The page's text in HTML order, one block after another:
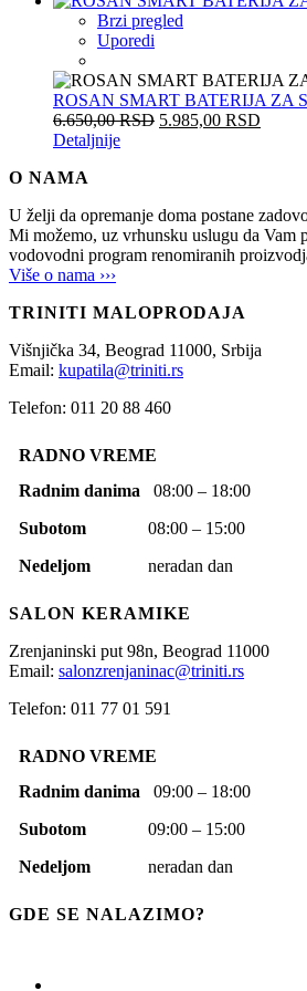
Brzi pregled
Uporedi
ROSAN SMART BATERIJA ZA
6.650,00RSD 5.985,00 RSD
Detaljnije
O NAMA
U želji da opremanje doma postane
Mi možemo, uz vrhunsku uslugu da Vam
vodovodni program renomiranih
Više o nama ›››
TRINITI MALOPRODAJA
Višnjička 34, Beograd 11000, Srbija
Email: kupatila@triniti.rs
Telefon: 011 20 88 460
RADNO VREME
Radnim danima 08:00 – 18:00
Subotom 08:00 – 15:00
Nedeljom neradan dan
SALON KERAMIKE
Zrenjaninski put 98n, Beograd 11000
Email: salonzrenjaninac@triniti.rs
Telefon: 011 77 01 591
RADNO VREME
Radnim danima 09:00 – 18:00
Subotom 09:00 – 15:00
Nedeljom neradan dan
GDE SE NALAZIMO?